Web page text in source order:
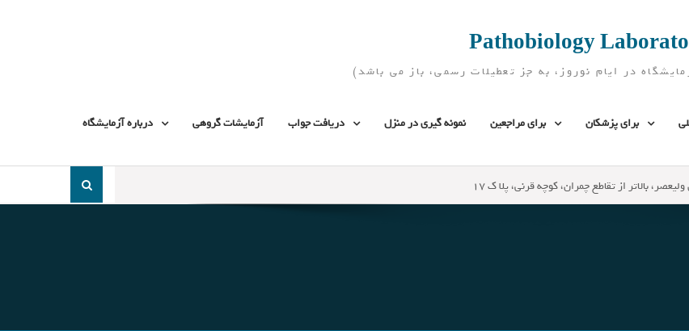
برای پزشکان برای مراجعین نمونه گیری در منزل دریافت جواب آزمایشات گروهی درباره آزمایشگاه
بالاتر از تقاطع چمران، کوچه قرنی، پلا ک 17
جست